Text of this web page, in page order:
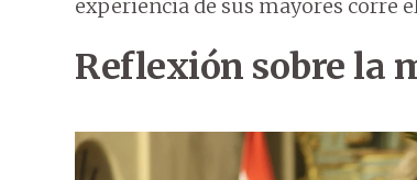
experiencia de sus mayores corre
Reflexión sobre la